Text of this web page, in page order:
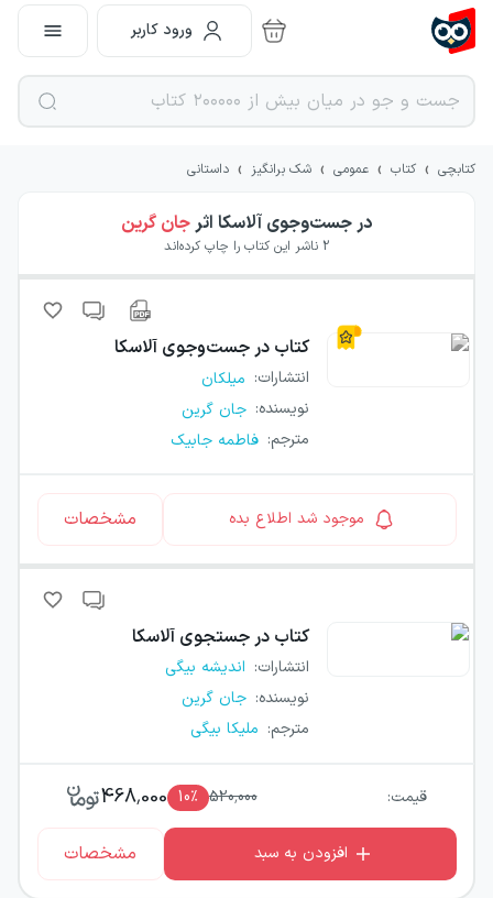
ورود کاربر
کتابچی › کتاب › عمومی › شک برانگیز › داستانی
در جست‌وجوی آلاسکا اثرجان گرین
2 ناشر این کتاب را چاپ کرده‌اند
کتاب در جست‌وجوی آلاسکا
انتشارات: میلکان
نویسنده: جان گرین
مترجم: فاطمه جابیک
موجود شد اطلاع بده مشخصات
کتاب در جستجوی آلاسکا
انتشارات: اندیشه بیگی
نویسنده: جان گرین
مترجم: ملیکا بیگی
قیمت: 520,000
10٪ 468,000
افزودن به سبد مشخصات